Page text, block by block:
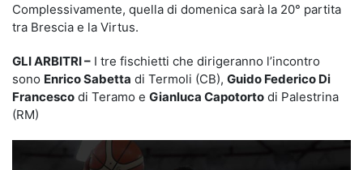
Complessivamente, quella di domenica sarà la 20° partita
tra Brescia e la Virtus.
GLI ARBITRI – I tre fischietti che dirigeranno l’incontro
sono Enrico Sabetta di Termoli (CB), Guido Federico Di
Francesco di Teramo e Gianluca Capotorto di Palestrina
(RM)